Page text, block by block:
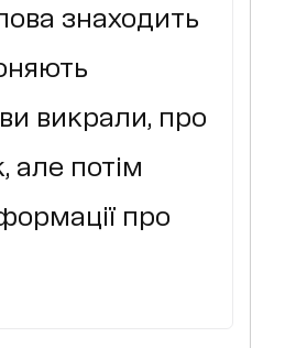
знаходить
викрали, про
але потім
про